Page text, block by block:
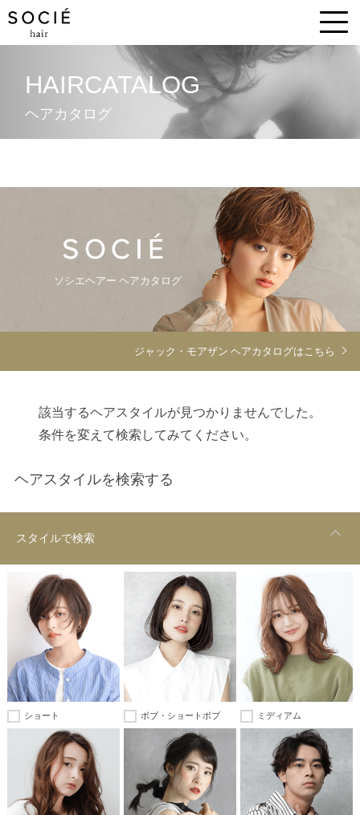
HAIRCATALOG
ヘアカタログ
ソシエヘアー ヘアカタログ
ジャック・モアザン ヘアカタログはこちら
該当するヘアスタイルが見つかりませんでした。
条件を変えて検索してみてください。
ヘアスタイルを検索する
スタイルで検索
ショート ボブ・ショートボブ ミディアム